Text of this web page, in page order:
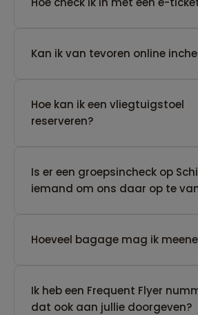
Kan ik van tevoren online
Hoe kan ik een vliegtuigstoel
reserveren?
Is er een groepsincheck op
iemand om ons daar op te
Hoeveel bagage mag ik
Ik heb een Frequent Flyer
dat ook aan jullie doorgeven?